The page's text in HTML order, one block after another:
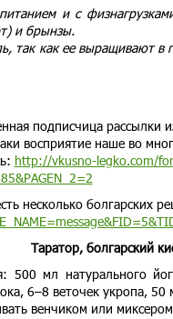
и с
и брынзы.
так как ее выращивают
подписчица
восприятие наше во
http://vkusno-legko.com/
несколько болгарских
Таратор, болгарский
500 мл натурального
6–8 веточек укропа,
венчиком или